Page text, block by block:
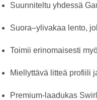
Suunniteltu yhdessä
Suora–ylivakaa lento,
Toimii erinomaisesti
Miellyttävä litteä profiili
Premium-laadukas